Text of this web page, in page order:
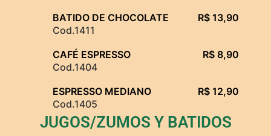
BATIDO DE CHOCOLATE
R$ 13,90
Cod.1411
CAFÉ ESPRESSO
R$ 8,90
Cod.1404
ESPRESSO MEDIANO
R$ 12,90
Cod.1405
JUGOS/ZUMOS Y BATIDOS